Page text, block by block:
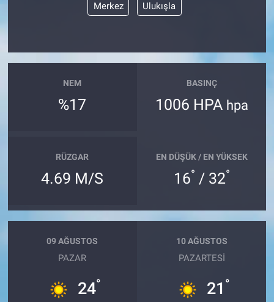
Merkez Ulukışla
NEM
%17
BASINÇ
1006 HPA hpa
RÜZGAR
4.69 M/S
EN DÜŞÜK / EN YÜKSEK
16° / 32°
09 AĞUSTOS
PAZAR
24°
10 AĞUSTOS
PAZARTESI
21 °